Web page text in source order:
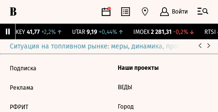
Войти
OKEY 41,77 +2,2%↑ UTAR 9,19 +0,44%↑ IMOEX 2 281,31 -0,2%↓ RTSI
Ситуация на топливном рынке: меры, динамика, прогнозы
Подписка
Реклама
РФРИТ
Наши проекты
ВЕДЫ
Город